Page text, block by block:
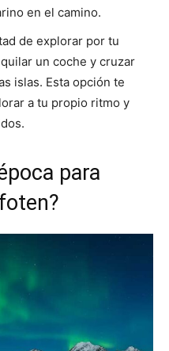
en el camino.
de explorar por tu
un coche y cruzar
islas. Esta opción te
a tu propio ritmo y
para